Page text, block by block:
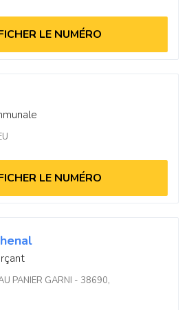
LE NUMÉRO
LE NUMÉRO
PANIER GARNI - 38690,